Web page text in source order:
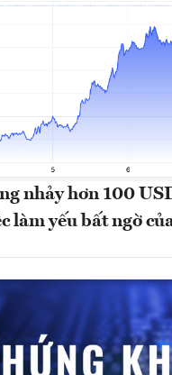
nhảy hơn 100
làm yếu bất ngờ